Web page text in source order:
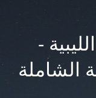
-
الشاملة